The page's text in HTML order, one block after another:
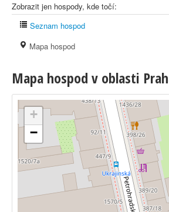
Zobrazit jen hospody, kde točí:
Seznam hospod
Mapa hospod
Mapa hospod v oblasti
+
−